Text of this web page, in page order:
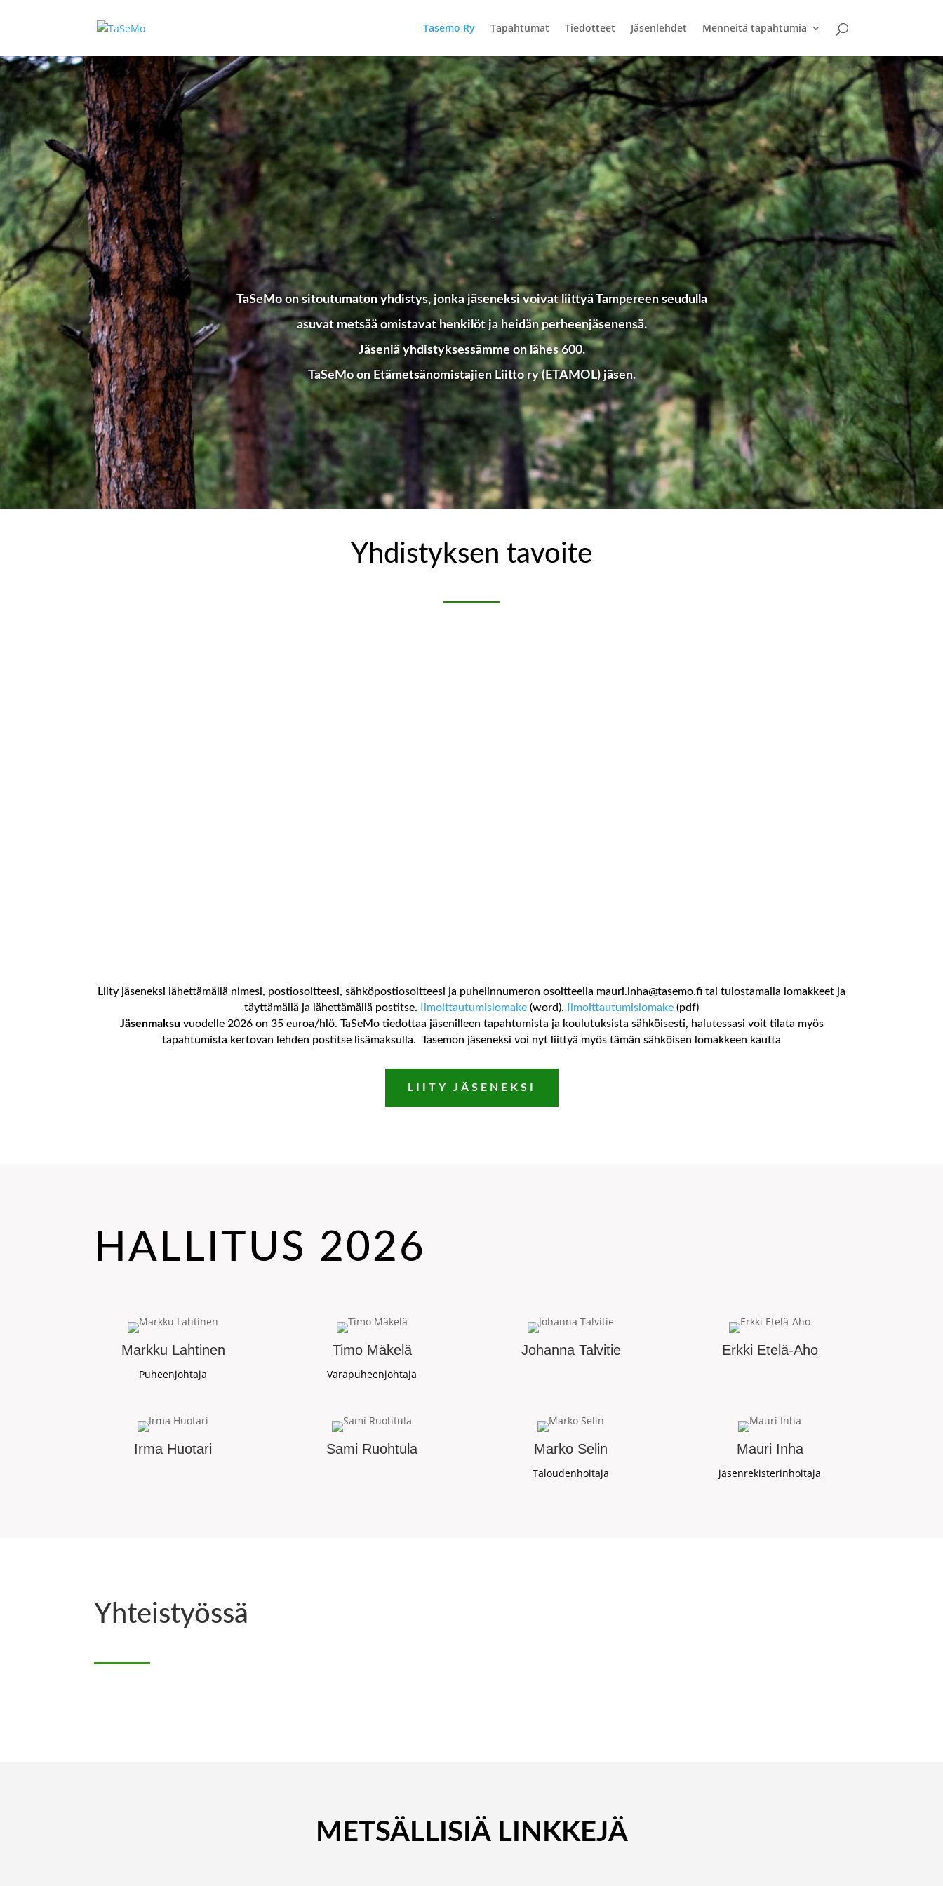
Tasemo Ry Tapahtumat Tiedotteet Jäsenlehdet Menneitä tapahtumia
TaSeMo on sitoutumaton yhdistys, jonka jäseneksi voivat liittyä Tampereen seudulla
asuvat metsää omistavat henkilöt ja heidän perheenjäsenensä.
Jäseniä yhdistyksessämme on lähes 600.
TaSeMo on Etämetsänomistajien Liitto ry (ETAMOL) jäsen.
Yhdistyksen tavoite
Liity jäseneksi lähettämällä nimesi, postiosoitteesi, sähköpostiosoitteesi ja puhelinnumeron osoitteella mauri.inha@tasemo.fi tai tulostamalla lomakkeet ja
täyttämällä ja lähettämällä postitse. Ilmoittautumislomake (word). Ilmoittautumislomake (pdf)
Jäsenmaksu vuodelle 2026 on 35 euroa/hlö. TaSeMo tiedottaa jäsenilleen tapahtumista ja koulutuksista sähköisesti, halutessasi voit tilata myös
tapahtumista kertovan lehden postitse lisämaksulla. Tasemon jäseneksi voi nyt liittyä myös tämän sähköisen lomakkeen kautta
LIITY JÄSENEKSI
HALLITUS 2026
Markku Lahtinen
Puheenjohtaja
Timo Mäkelä
Varapuheenjohtaja
Johanna Talvitie Erkki Etelä-Aho
Irma Huotari Sami Ruohtula Marko Selin
Taloudenhoitaja
Mauri Inha
jäsenrekisterinhoitaja
Yhteistyössä
METSÄLLISIÄ LINKKEJÄ